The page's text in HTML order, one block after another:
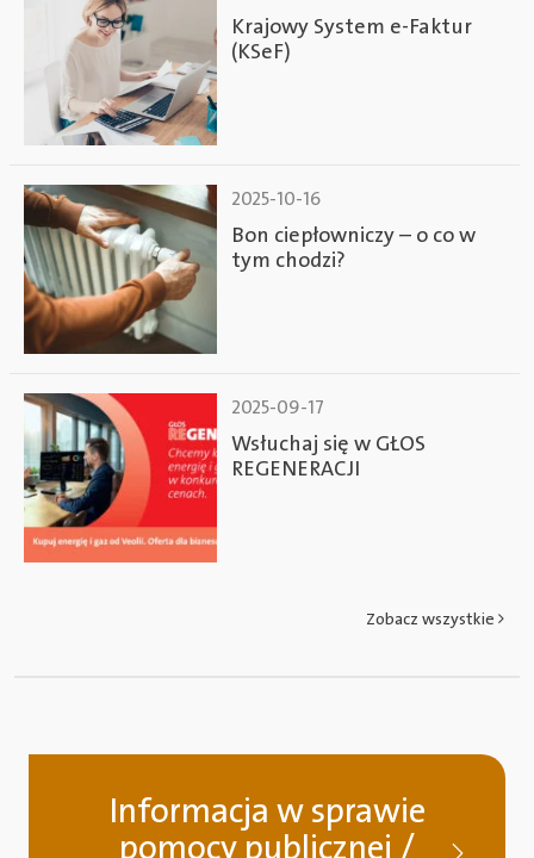
Krajowy System e-Faktur
(KSeF)
2025-10-16
Bon ciepłowniczy – o co w
tym chodzi?
2025-09-17
Wsłuchaj się w GŁOS
REGENERACJI
Zobacz wszystkie
Informacja w sprawie
pomocy publicznej /